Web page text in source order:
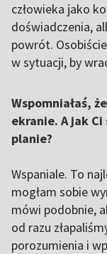
człowieka jako
doświadczenia,
powrót.
w sytuacji, by
Wspomniałaś,
ekranie. A jak Ci
planie?
Wspaniale. To
mogłam sobie
mówi podobnie,
od razu
porozumienia i